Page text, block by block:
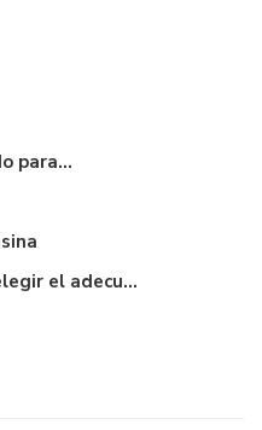
para...
Parmigiano Reggiano: cómo elegir el adecuado